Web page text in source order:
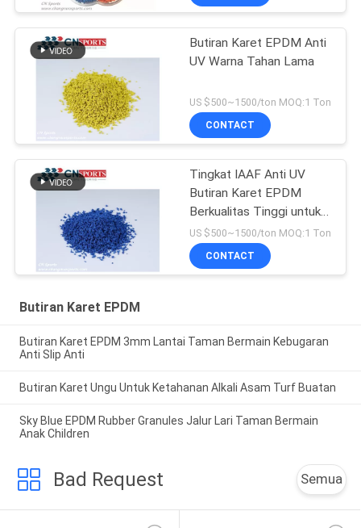
Butiran Karet EPDM Anti
UV Warna Tahan Lama
US $500~1500/ton MOQ:1 Ton
CONTACT
Tingkat IAAF Anti UV
Butiran Karet EPDM
Berkualitas Tinggi untuk
Lantai Taman Bermain
US $500~1500/ton MOQ:1 Ton
CONTACT
Butiran Karet EPDM
Butiran Karet EPDM 3mm Lantai Taman Bermain Kebugaran
Anti Slip Anti
Butiran Karet Ungu Untuk Ketahanan Alkali Asam Turf Buatan
Sky Blue EPDM Rubber Granules Jalur Lari Taman Bermain
Anak Children
Bad Request Semua